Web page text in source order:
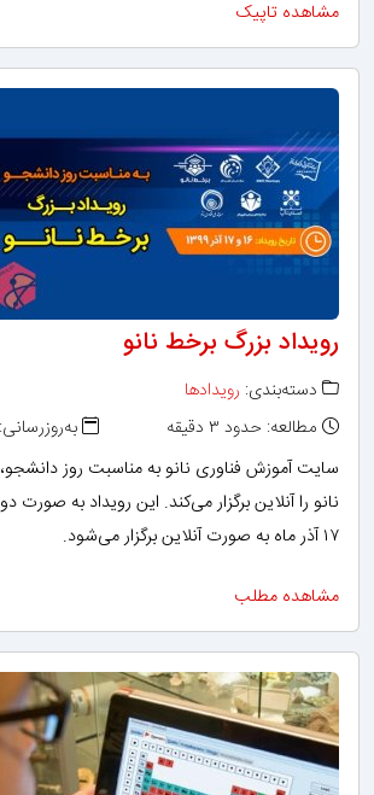
مشاهده تاپیک
رویداد بزرگ برخط نانو
دسته‌بندی: رویدادها
مطالعه: حدود ۳ دقیقه
به‌روزرسانی: ۱۳۹۹/۰۹/۱۲
سایت آموزش فناوری نانو به مناسبت روز
۱۷ آذر ماه به صورت آنلاین برگزار می‌شود.
مشاهده مطلب